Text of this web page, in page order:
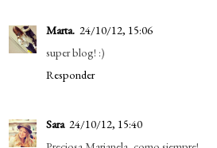
Marta. 24/10/12, 15:06
super blog! :)
Responder
Sara 24/10/12, 15:40